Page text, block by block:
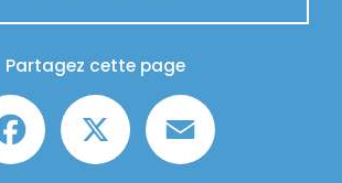
Partagez cette page
Facebook